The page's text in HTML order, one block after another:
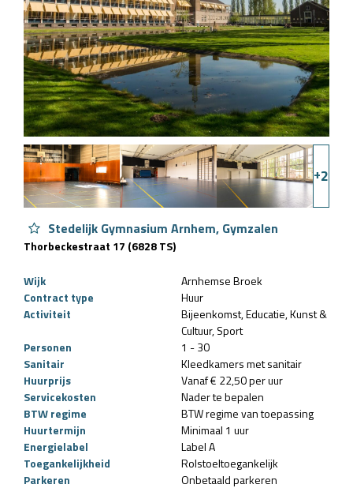
+2
Stedelijk Gymnasium Arnhem, Gymzalen
Thorbeckestraat 17 (6828 TS)
Wijk
Arnhemse Broek
Contract type
Huur
Activiteit
Bijeenkomst Educatie Kunst &
Cultuur Sport
Personen
1 - 30
Sanitair
Kleedkamers met sanitair
Huurprijs
Vanaf € 22,50 per uur
Servicekosten
Nader te bepalen
BTW regime
BTW regime van toepassing
Huurtermijn
Minimaal 1 uur
Energielabel
Label A
Toegankelijkheid
Rolstoeltoegankelijk
Parkeren
Onbetaald parkeren